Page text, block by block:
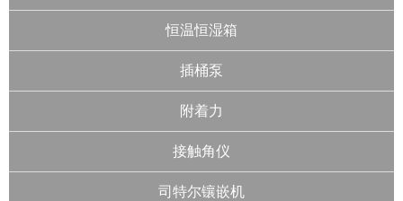
恒温恒湿箱
插桶泵
附着力
接触角仪
司特尔镶嵌机